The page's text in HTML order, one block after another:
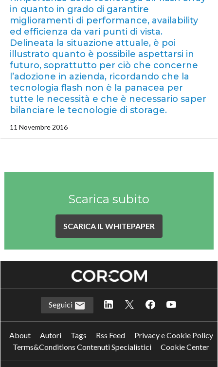
in quanto in grado di garantire
miglioramenti di performance, availability
ed efficienza da vari punti di vista.
Delineata la situazione attuale, è poi
illustrato quanto è possibile aspettarsi in
futuro, soprattutto per ciò che concerne
l’adozione in azienda, ricordando che la
tecnologia flash non è la panacea per
tutte le necessità e che è necessario saper
bilanciare le tecnologie di storage.
11 Novembre 2016
Scarica subito
SCARICA IL WHITEPAPER
Seguici
About Autori Tags Rss Feed
Privacy e Cookie Policy
Terms&Conditions Contenuti Specialistici
Cookie Center